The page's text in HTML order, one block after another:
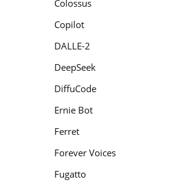
Colossus
Copilot
DALLE-2
DeepSeek
DiffuCode
Ernie Bot
Ferret
Forever Voices
Fugatto